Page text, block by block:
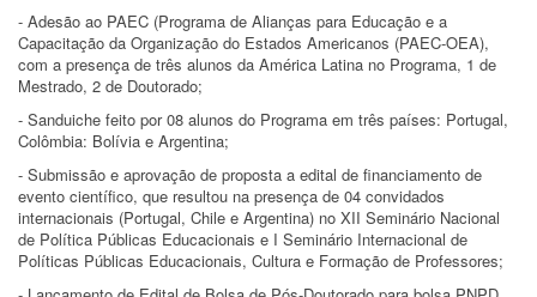
- Adesão ao PAEC (Programa de Alianças para Educação e a
Capacitação da Organização do Estados Americanos (PAEC-OEA),
com a presença de três alunos da América Latina no Programa, 1 de
Mestrado, 2 de Doutorado;
- Sanduiche feito por 08 alunos do Programa em três países: Portugal,
Colômbia: Bolívia e Argentina;
- Submissão e aprovação de proposta a edital de financiamento de
evento científico, que resultou na presença de 04 convidados
internacionais (Portugal, Chile e Argentina) no XII Seminário Nacional
de Política Públicas Educacionais e I Seminário Internacional de
Políticas Públicas Educacionais, Cultura e Formação de Professores;